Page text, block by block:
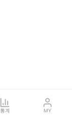
통계 MY